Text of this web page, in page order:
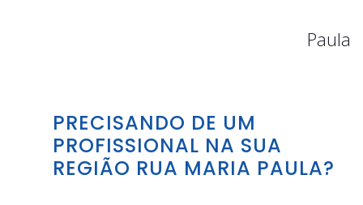
Paula
PRECISANDO DE UM
PROFISSIONAL NA SUA
REGIÃO RUA MARIA PAULA?